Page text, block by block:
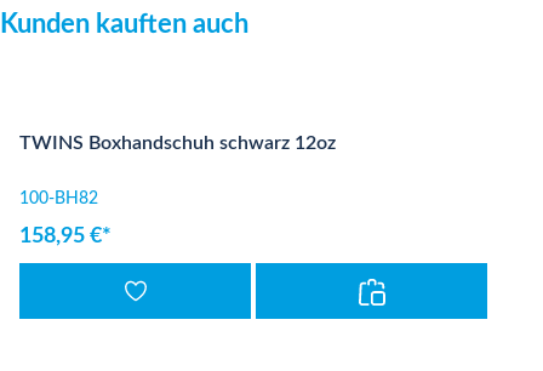
Produktgalerie überspringen
Kunden kauften auch
TWINS Boxhandschuh schwarz 12oz
100-BH82
158,95 €*